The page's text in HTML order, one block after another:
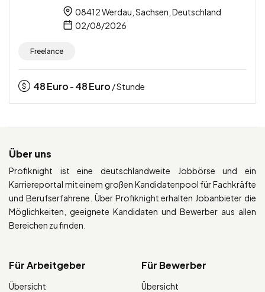
08412 Werdau, Sachsen, Deutschland
02/08/2026
Freelance
48Euro - 48Euro / Stunde
Über uns
Profiknight ist eine deutschlandweite Jobbörse und ein
Karriereportal mit einem großen Kandidatenpool für Fachkräfte
und Berufserfahrene. Über Profiknight erhalten Jobanbieter die
Möglichkeiten, geeignete Kandidaten und Bewerber aus allen
Bereichen zu finden.
Für Arbeitgeber
Übersicht
Für Bewerber
Übersicht